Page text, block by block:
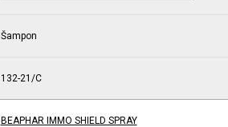
Šampon
132-21/C
BEAPHAR IMMO SHIELD SPRAY